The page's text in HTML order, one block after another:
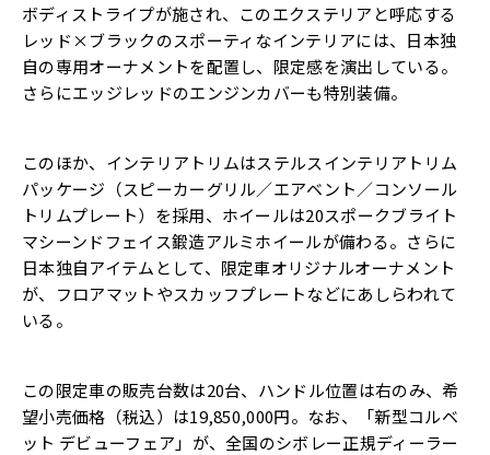
ボディストライプが施され、このエクステリアと呼応する
レッド×ブラックのスポーティなインテリアには、日本独
自の専用オーナメントを配置し、限定感を演出している。
さらにエッジレッドのエンジンカバーも特別装備。
このほか、インテリアトリムはステルスインテリアトリム
パッケージ（スピーカーグリル／エアベント／コンソール
トリムプレート）を採用、ホイールは20スポークブライト
マシーンドフェイス鍛造アルミホイールが備わる。さらに
日本独自アイテムとして、限定車オリジナルオーナメント
が、フロアマットやスカッフプレートなどにあしらわれて
いる。
この限定車の販売台数は20台、ハンドル位置は右のみ、希
望小売価格（税込）は19,850,000円。なお、「新型コルベ
ット デビューフェア」が、全国のシボレー正規ディーラー